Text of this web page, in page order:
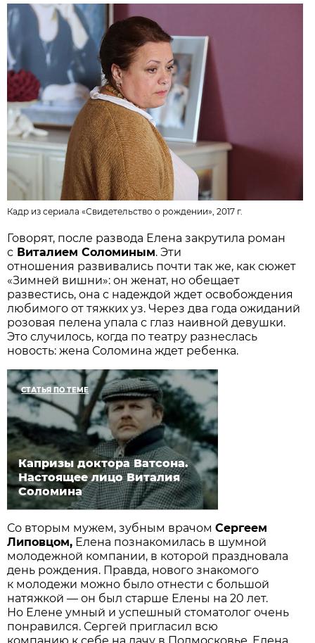
Кадр из сериала «Свидетельство о рождении», 2017 г.
Говорят, после развода Елена закрутила роман
с Виталием Соломиным. Эти
отношения развивались почти так же, как сюжет
«Зимней вишни»: он женат, но обещает
развестись, она с надеждой ждет освобождения
любимого от тяжких уз. Через два года ожиданий
розовая пелена упала с глаз наивной девушки.
Это случилось, когда по театру разнеслась
новость: жена Соломина ждет ребенка.
СТАТЬЯ ПО ТЕМЕ
Капризы доктора Ватсона.
Настоящее лицо Виталия
Соломина
Со вторым мужем, зубным врачомСергеем
Липовцом, Елена познакомилась в шумной
молодежной компании, в которой праздновала
день рождения. Правда, нового знакомого
к молодежи можно было отнести с большой
натяжкой — он был старше Елены на 20 лет.
Но Елене умный и успешный стоматолог очень
понравился. Сергей пригласил всю